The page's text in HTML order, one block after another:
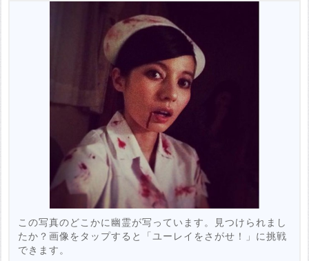
この写真のどこかに幽霊が写っています。見つけられまし
たか？画像をタップすると「ユーレイをさがせ！」に挑戦
できます。